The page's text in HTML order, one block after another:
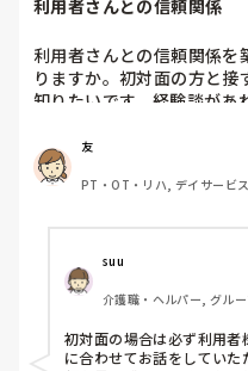
利用者さんとの信頼関係
利用者さんとの信頼関係を
りますか。初対面の方と
知りたいです。経験談があ
友
PT・OT・リハ, デイサービス
suu
介護職・ヘルパー, グル
初対面の場合は必ず利用者
に合わせてお話をしてい